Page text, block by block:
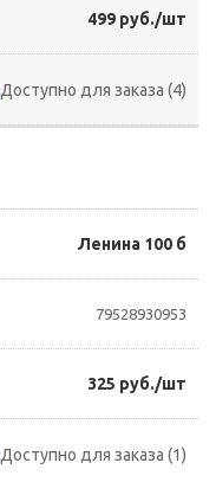
499 руб./шт
Доступно для заказа (4)
Ленина 100 б
79528930953
325 руб./шт
Доступно для заказа (1)